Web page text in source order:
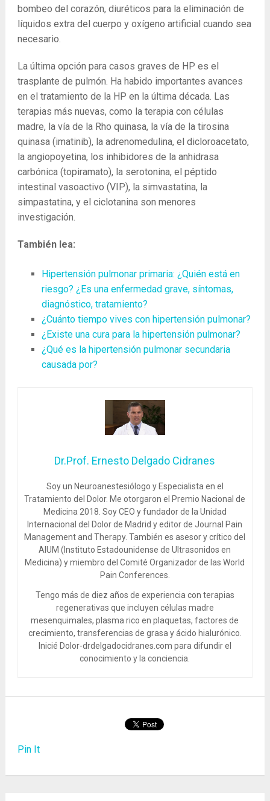
bombeo del corazón, diuréticos para la eliminación de
líquidos extra del cuerpo y oxígeno artificial cuando sea
necesario.
La última opción para casos graves de HP es el
trasplante de pulmón. Ha habido importantes avances
en el tratamiento de la HP en la última década. Las
terapias más nuevas, como la terapia con células
madre, la vía de la Rho quinasa, la vía de la tirosina
quinasa (imatinib), la adrenomedulina, el dicloroacetato,
la angiopoyetina, los inhibidores de la anhidrasa
carbónica (topiramato), la serotonina, el péptido
intestinal vasoactivo (VIP), la simvastatina, la
simpastatina, y el ciclotanina son menores
investigación.
También lea:
Hipertensión pulmonar primaria: ¿Quién está en
riesgo? ¿Es una enfermedad grave, síntomas,
diagnóstico, tratamiento?
¿Cuánto tiempo vives con hipertensión pulmonar?
¿Existe una cura para la hipertensión pulmonar?
¿Qué es la hipertensión pulmonar secundaria
causada por?
Dr.Prof. Ernesto Delgado Cidranes
Soy un Neuroanestesiólogo y Especialista en el
Tratamiento del Dolor. Me otorgaron el Premio Nacional de
Medicina 2018. Soy CEO y fundador de la Unidad
Internacional del Dolor de Madrid y editor de Journal Pain
Management and Therapy. También es asesor y crítico del
AIUM (Instituto Estadounidense de Ultrasonidos en
Medicina) y miembro del Comité Organizador de las World
Pain Conferences.
Tengo más de diez años de experiencia con terapias
regenerativas que incluyen células madre
mesenquimales, plasma rico en plaquetas, factores de
crecimiento, transferencias de grasa y ácido hialurónico.
Inicié Dolor-drdelgadocidranes.com para difundir el
conocimiento y la conciencia.
Pin It